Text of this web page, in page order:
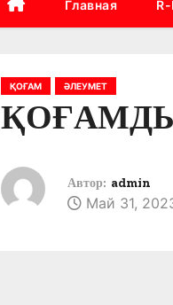
Главная
ҚОҒАМ ӘЛЕУМЕТ
Автор: admin
Май 31,